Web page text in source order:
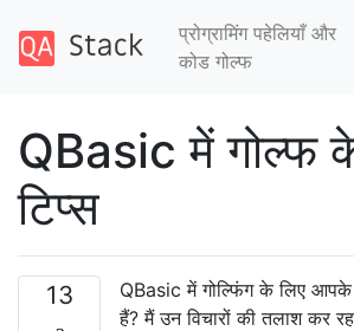
प्रोग्रामिंग पहेलियाँ और
कोड गोल्फ
QBasic में गोल्फ
टिप्स
13
QBasic में गोल्फिंग के लिए आपके
हैं? मैं उन विचारों की तलाश कर